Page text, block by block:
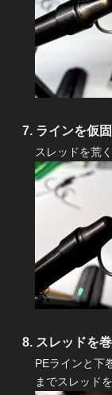
ラインを仮
スレッドを荒
スレッドを
PEラインと下
までスレッド